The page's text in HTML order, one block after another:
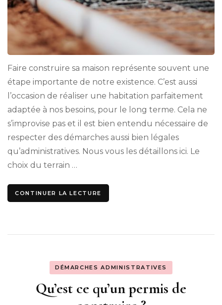
Faire construire sa maison représente souvent une
étape importante de notre existence. C’est aussi
l’occasion de réaliser une habitation parfaitement
adaptée à nos besoins, pour le long terme. Cela ne
s’improvise pas et il est bien entendu nécessaire de
respecter des démarches aussi bien légales
qu’administratives. Nous vous les détaillons ici. Le
choix du terrain …
CONTINUER LA LECTURE
DÉMARCHES ADMINISTRATIVES
Qu’est ce qu’un permis de